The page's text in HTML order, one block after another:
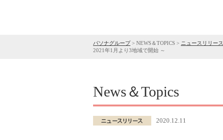
パソナグループ> NEWS＆TOPICS > ニュースリリース
2021年1月より3地域で開始 ～
News＆Topics
2020.12.11